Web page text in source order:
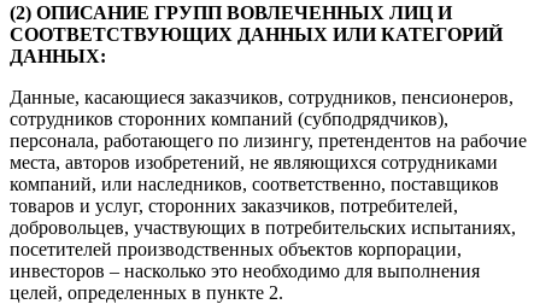
(2) ОПИСАНИЕ ГРУПП ВОВЛЕЧЕННЫХ ЛИЦ И
СООТВЕТСТВУЮЩИХ ДАННЫХ ИЛИ КАТЕГОРИЙ
ДАННЫХ:
Данные, касающиеся заказчиков, сотрудников, пенсионеров,
сотрудников сторонних компаний (субподрядчиков),
персонала, работающего по лизингу, претендентов на рабочие
места, авторов изобретений, не являющихся сотрудниками
компаний, или наследников, соответственно, поставщиков
товаров и услуг, сторонних заказчиков, потребителей,
добровольцев, участвующих в потребительских испытаниях,
посетителей производственных объектов корпорации,
инвесторов – насколько это необходимо для выполнения
целей, определенных в пункте 2.